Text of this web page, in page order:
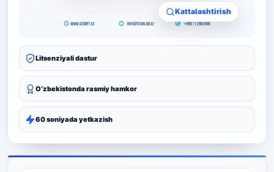
Kattalashtirish
Litsenziyali dastur
Oʻzbekistonda rasmiy hamkor
60 soniyada yetkazish